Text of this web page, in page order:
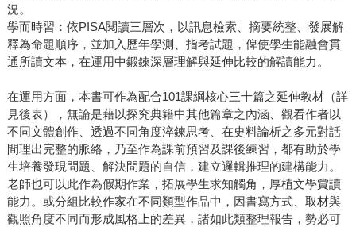
況。
學而時習：依PISA閱讀三層次，以訊息檢索、摘要統整、發展解
釋為命題順序，並加入歷年學測、指考試題，俾使學生能融會貫
通所讀文本，在運用中鍛鍊深層理解與延伸比較的解讀能力。
在運用方面，本書可作為配合101課綱核心三十篇之延伸教材（詳
見後表），無論是藉以探究典籍中其他篇章之內涵、觀看作者以
不同文體創作、透過不同角度淬鍊思考、在史料論析之多元對話
間理出完整的脈絡，乃至作為課前預習及課後練習，都有助於學
生培養發現問題、解決問題的自信，建立邏輯推理的建構能力。
老師也可以此作為假期作業，拓展學生求知觸角，厚植文學賞讀
能力。或分組比較作家在不同類型作品中，因書寫方式、取材與
觀照角度不同而形成風格上的差異，諸如此類整理報告，勢必可